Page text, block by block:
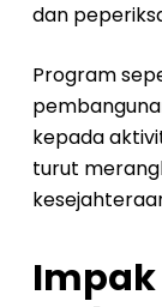
dan
Program
kepada
turut
Impak